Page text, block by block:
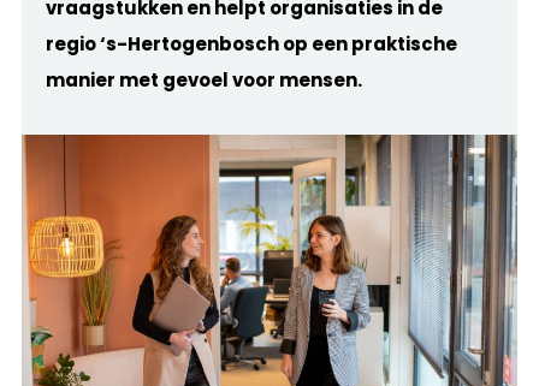
vraagstukken en helpt organisaties in de
regio ‘s-Hertogenbosch op een praktische
manier met gevoel voor mensen.